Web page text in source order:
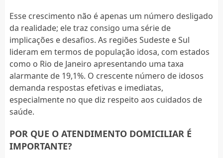
Esse crescimento não é apenas um número desligado
da realidade; ele traz consigo uma série de
implicações e desafios. As regiões Sudeste e Sul
lideram em termos de população idosa, com estados
como o Rio de Janeiro apresentando uma taxa
alarmante de 19,1%. O crescente número de idosos
demanda respostas efetivas e imediatas,
especialmente no que diz respeito aos cuidados de
saúde.
POR QUE O ATENDIMENTO DOMICILIAR É
IMPORTANTE?